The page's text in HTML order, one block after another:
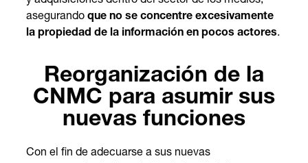
asegurando que no se concentre excesivamente
la propiedad de la información en pocos actores.
Reorganización de la
CNMC para asumir sus
nuevas funciones
Con el fin de adecuarse a sus nuevas